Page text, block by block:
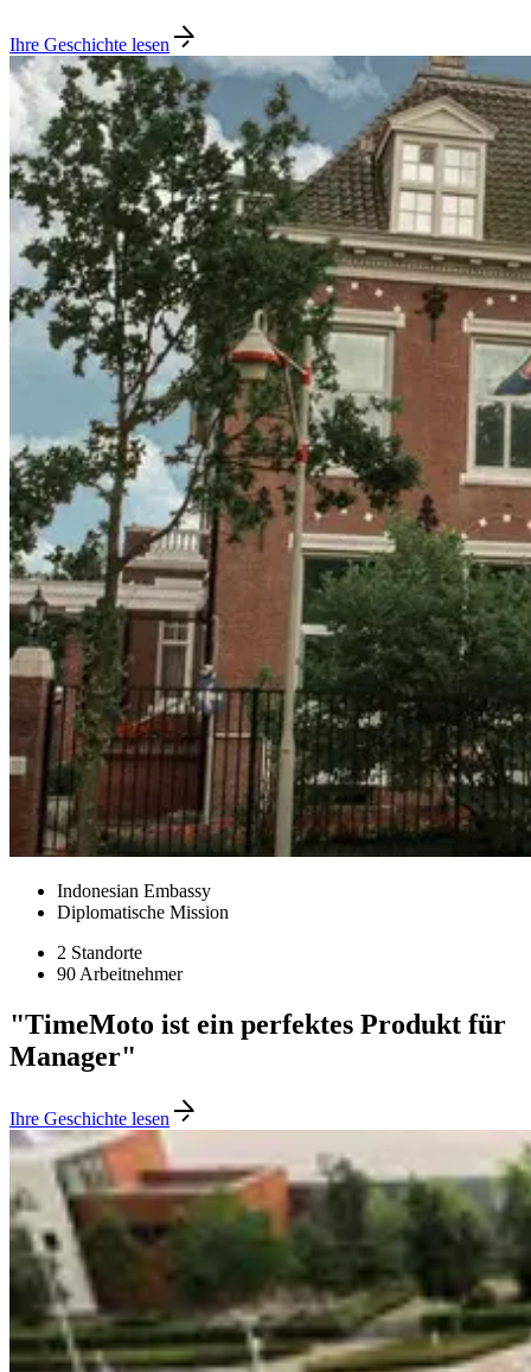
Ihre Geschichte lesen
Indonesian Embassy
Diplomatische Mission
2 Standorte
90 Arbeitnehmer
"TimeMoto ist ein perfektes Produkt für
Manager"
Ihre Geschichte lesen